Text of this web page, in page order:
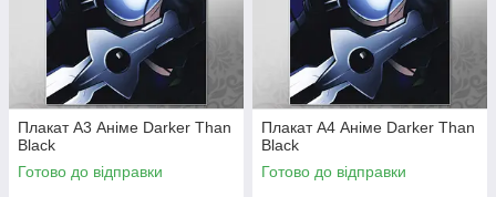
Плакат А3 Аніме Darker Than
Black
Готово до відправки
Плакат А4 Аніме Darker Than
Black
Готово до відправки